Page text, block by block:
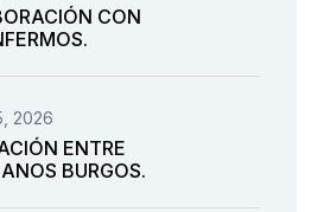
CON
2026
ENTRE
BURGOS.